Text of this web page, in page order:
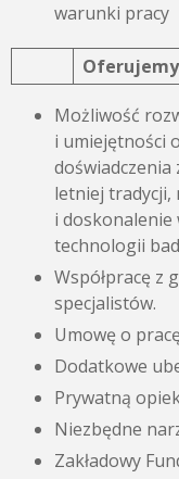
warunki pracy
Możliwość
i umiejętności
letniej tradycji,
i doskonalenie
technologii
Współpracę z
specjalistów.
Umowę o
Dodatkowe
Prywatną
Niezbędne
Zakładowy